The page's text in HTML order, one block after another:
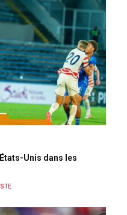
Unis dans les